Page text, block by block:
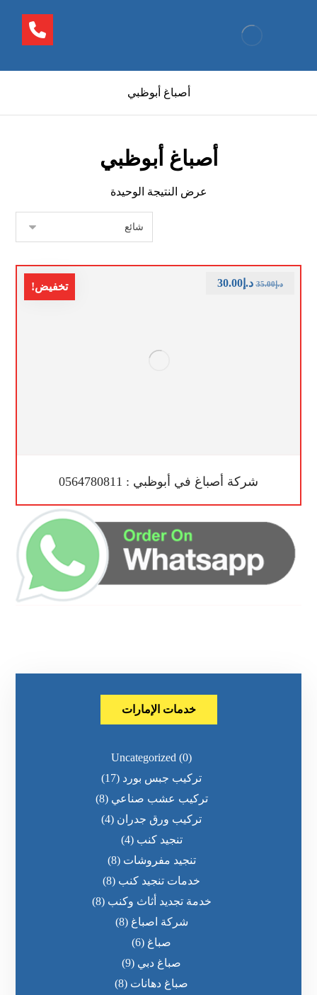
أصباغ أبوظبي
أصباغ أبوظبي
عرض النتيجة الوحيدة
تخفيض!
شركة أصباغ في أبوظبي : 0564780811
د.إ35.00 د.إ30.00
خدمات الإمارات
Uncategorized (0)
تركيب جبس بورد (17)
تركيب عشب صناعي (8)
تركيب ورق جدران (4)
تنجيد كنب (4)
تنجيد مفروشات (8)
خدمات تنجيد كنب (8)
خدمة تجديد أثاث وكنب (8)
شركة اصباغ (8)
صباغ (6)
صباغ دبي (9)
صباغ دهانات (8)